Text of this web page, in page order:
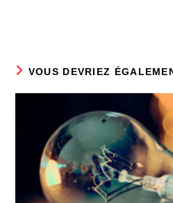
VOUS DEVRIEZ